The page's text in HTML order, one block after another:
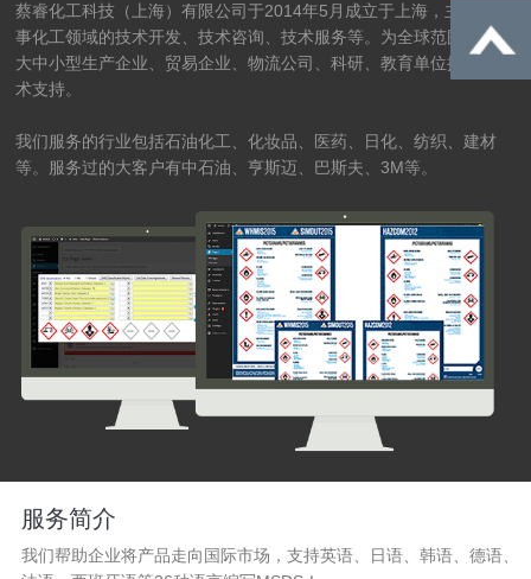
蔡睿化工科技（上海）有限公司于2014年5月成立于上海，主要从
事化工领域的技术开发、技术咨询、技术服务等。为全球范围的的
大中小型生产企业、贸易企业、物流公司、科研、教育单位提供技
术支持。
我们服务的行业包括石油化工、化妆品、医药、日化、纺织、建材
等。服务过的大客户有中石油、亨斯迈、巴斯夫、3M等。
服务简介
我们帮助企业将产品走向国际市场，支持英语、日语、韩语、德语、